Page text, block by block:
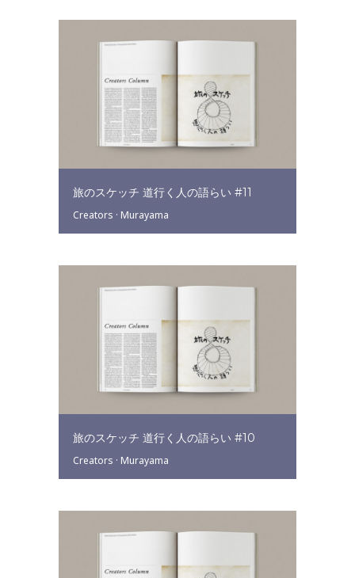
旅のスケッチ 道行く人の語らい #11
Creators · Murayama
旅のスケッチ 道行く人の語らい #10
Creators · Murayama